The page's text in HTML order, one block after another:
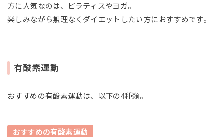
方に人気なのは、ピラティスやヨガ。
楽しみながら無理なくダイエットしたい方におすすめです。
有酸素運動
おすすめの有酸素運動は、以下の4種類。
おすすめの有酸素運動